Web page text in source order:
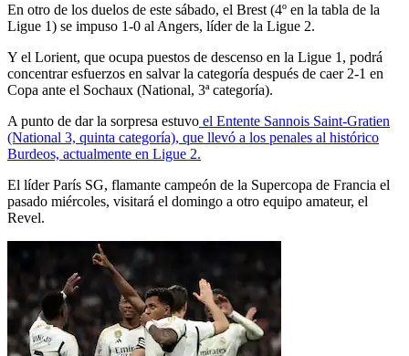
En otro de los duelos de este sábado, el Brest (4º en la tabla de la
Ligue 1) se impuso 1-0 al Angers, líder de la Ligue 2.
Y el Lorient, que ocupa puestos de descenso en la Ligue 1, podrá
concentrar esfuerzos en salvar la categoría después de caer 2-1 en
Copa ante el Sochaux (National, 3ª categoría).
A punto de dar la sorpresa estuvo el Entente Sannois Saint-Gratien
(National 3, quinta categoría), que llevó a los penales al histórico
Burdeos, actualmente en Ligue 2.
El líder París SG, flamante campeón de la Supercopa de Francia el
pasado miércoles, visitará el domingo a otro equipo amateur, el
Revel.